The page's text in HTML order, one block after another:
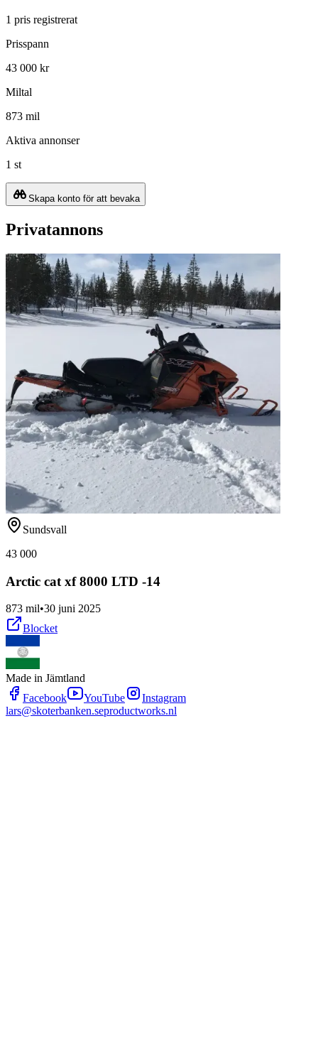
1 pris registrerat
Prisspann
43 000 kr
Miltal
873 mil
Aktiva annonser
1 st
Skapa konto för att bevaka
Privatannons
Sundsvall
43 000
Arctic cat xf 8000 LTD -14
873 mil•30 juni 2025
Blocket
Made in Jämtland
Facebook
YouTube
Instagram
lars@skoterbanken.seproductworks.nl